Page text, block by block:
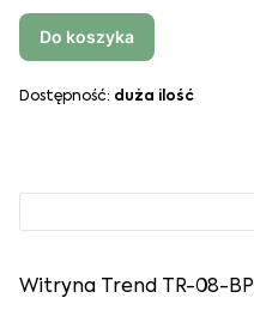
Do koszyka
Dostępność: duża ilość
Witryna Trend TR-08-